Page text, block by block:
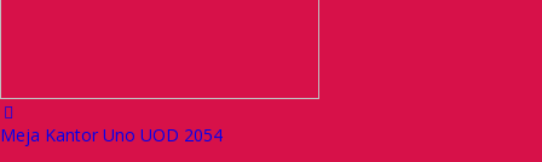
Meja Kantor Uno UOD 2054